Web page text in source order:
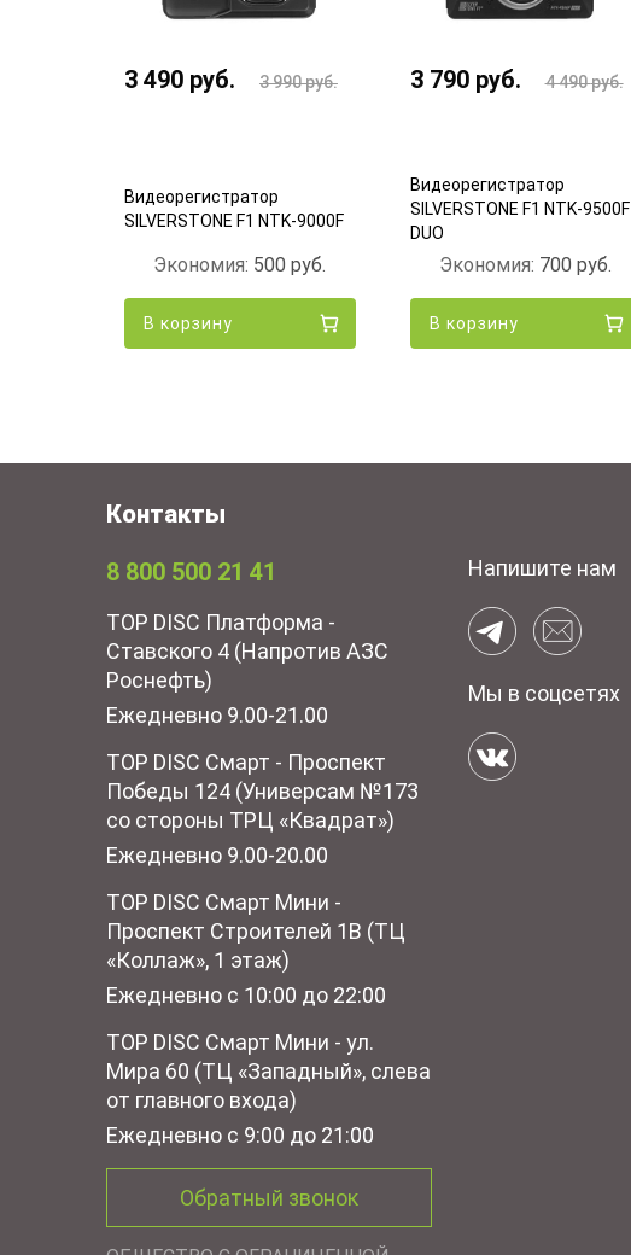
3 490 руб. 3 990руб.
Видеорегистратор
SILVERSTONE F1 NTK-9000F
Экономия: 500руб.
В корзину
3 790 руб. 4 490руб.
Видеорегистратор
SILVERSTONE F1 NTK-9500F
DUO
Экономия: 700 руб.
В корзину
Контакты
8 800 500 21 41
TOP DISC Платформа -
Ставского 4 (Напротив АЗС
Роснефть)
Ежедневно 9.00-21.00
TOP DISC Смарт - Проспект
Победы 124 (Универсам №173
со стороны ТРЦ «Квадрат»)
Ежедневно 9.00-20.00
TOP DISC Смарт Мини -
Проспект Строителей 1В (ТЦ
«Коллаж», 1 этаж)
Ежедневно с 10:00 до 22:00
TOP DISC Смарт Мини - ул.
Мира 60 (ТЦ «Западный», слева
от главного входа)
Ежедневно с 9:00 до 21:00
Обратный звонок
Напишите нам
Мы в соцсетях